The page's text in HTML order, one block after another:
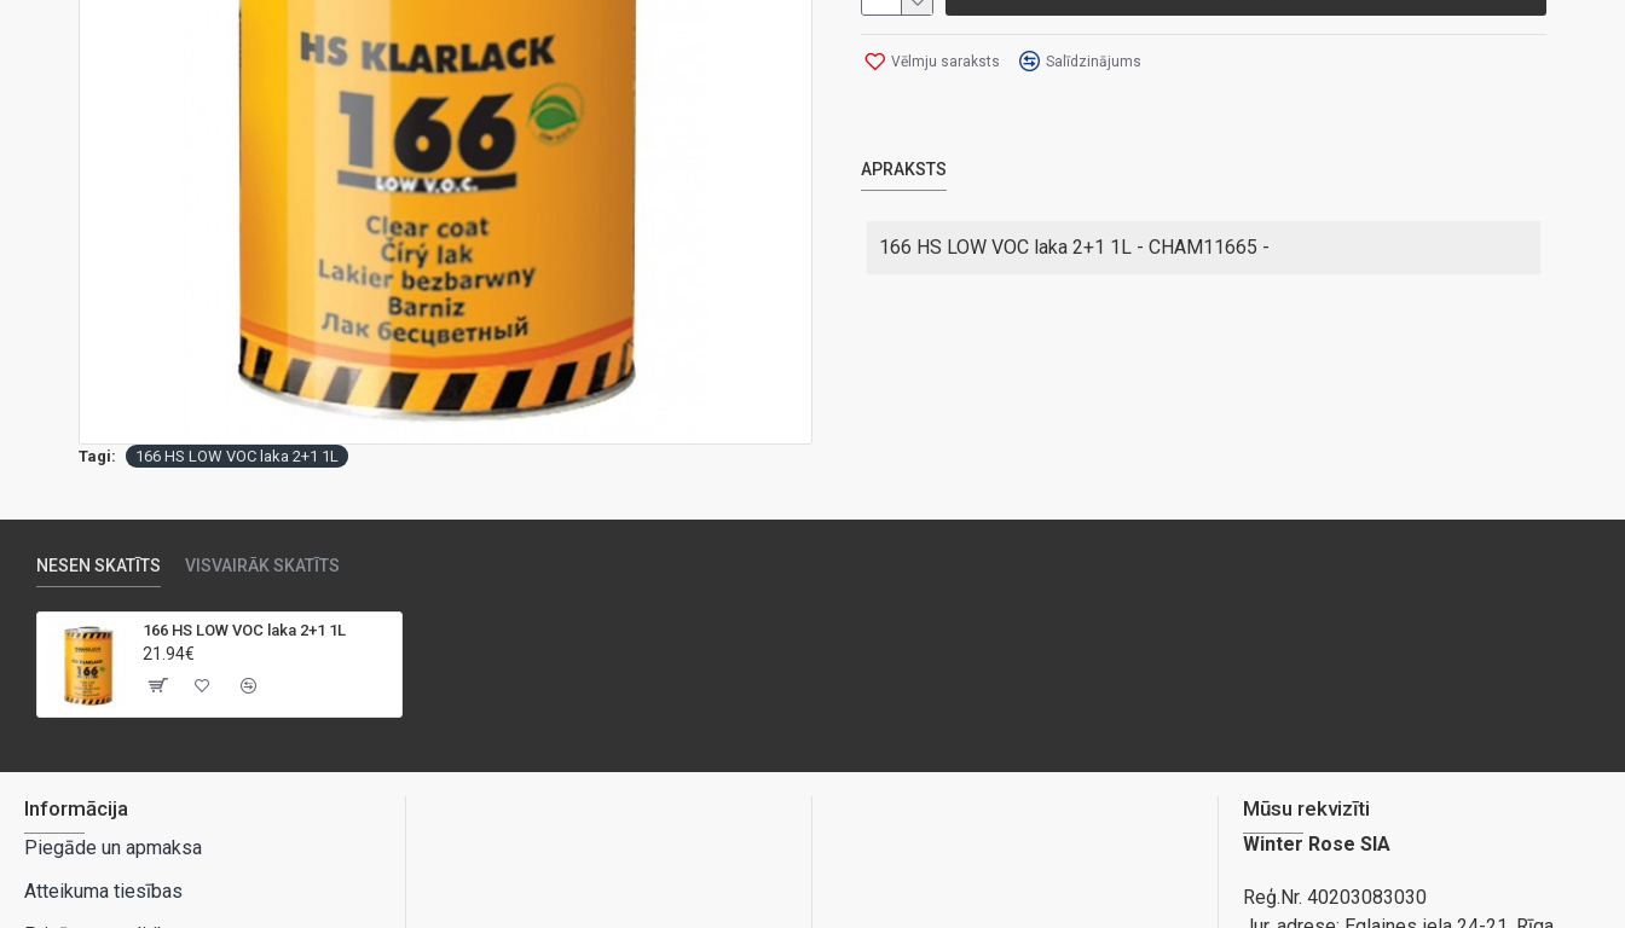
Vēlmju saraksts Salīdzinājums
APRAKSTS
166 HS LOW VOC laka 2+1 1L - CHAM11665 -
Tagi: 166 HS LOW VOC laka 2+1 1L
NESEN SKATĪTS VISVAIRĀK SKATĪTS
166 HS LOW VOC laka 2+1 1L
21.94€
Informācija
Piegāde un apmaksa
Atteikuma tiesības
Mūsu rekvizīti
Winter Rose SIA
Reģ.Nr. 40203083030